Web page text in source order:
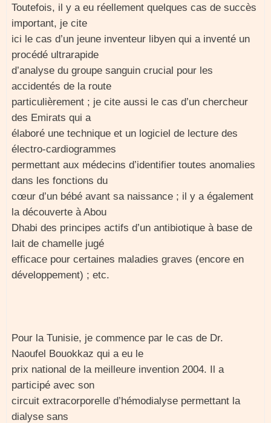
Toutefois, il y a eu réellement quelques cas de succès
important, je cite
ici le cas d’un jeune inventeur libyen qui a inventé un
procédé ultrarapide
d’analyse du groupe sanguin crucial pour les
accidentés de la route
particulièrement ; je cite aussi le cas d’un chercheur
des Emirats qui a
élaboré une technique et un logiciel de lecture des
électro-cardiogrammes
permettant aux médecins d’identifier toutes anomalies
dans les fonctions du
cœur d’un bébé avant sa naissance ; il y a également
la découverte à Abou
Dhabi des principes actifs d’un antibiotique à base de
lait de chamelle jugé
efficace pour certaines maladies graves (encore en
développement) ; etc.
Pour la Tunisie, je commence par le cas de Dr.
Naoufel Bouokkaz qui a eu le
prix national de la meilleure invention 2004. Il a
participé avec son
circuit extracorporelle d’hémodialyse permettant la
dialyse sans